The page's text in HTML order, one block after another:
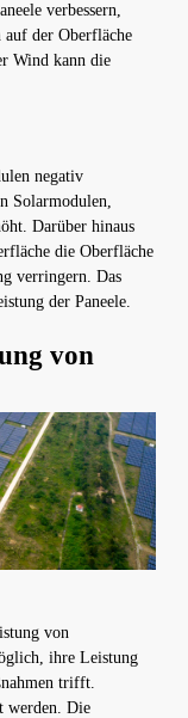
verbessern,
auf der Oberfläche
Wind kann die
negativ
Solarmodulen,
Darüber hinaus
die Oberfläche
verringern. Das
der Paneele.
von
von
ihre Leistung
trifft.
werden. Die